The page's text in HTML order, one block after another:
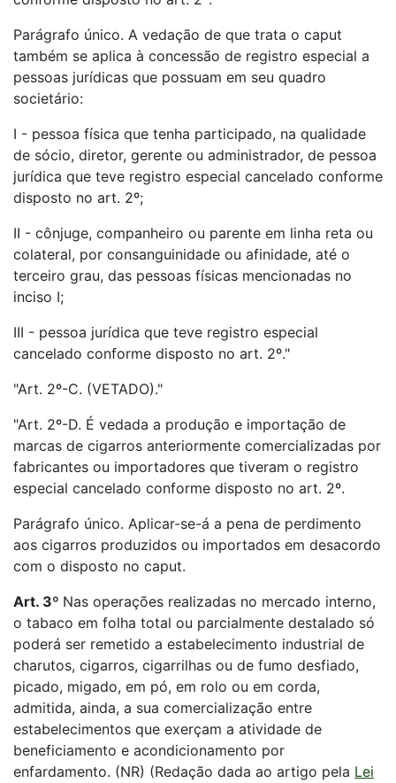
Parágrafo único. A vedação de que trata o caput
também se aplica à concessão de registro especial a
pessoas jurídicas que possuam em seu quadro
societário:
I - pessoa física que tenha participado, na qualidade
de sócio, diretor, gerente ou administrador, de pessoa
jurídica que teve registro especial cancelado conforme
disposto no art. 2º;
II - cônjuge, companheiro ou parente em linha reta ou
colateral, por consanguinidade ou afinidade, até o
terceiro grau, das pessoas físicas mencionadas no
inciso I;
III - pessoa jurídica que teve registro especial
cancelado conforme disposto no art. 2º."
"Art. 2º-C. (VETADO)."
"Art. 2º-D. É vedada a produção e importação de
marcas de cigarros anteriormente comercializadas por
fabricantes ou importadores que tiveram o registro
especial cancelado conforme disposto no art. 2º.
Parágrafo único. Aplicar-se-á a pena de perdimento
aos cigarros produzidos ou importados em desacordo
com o disposto no caput.
Art. 3º Nas operações realizadas no mercado interno,
o tabaco em folha total ou parcialmente destalado só
poderá ser remetido a estabelecimento industrial de
charutos, cigarros, cigarrilhas ou de fumo desfiado,
picado, migado, em pó, em rolo ou em corda,
admitida, ainda, a sua comercialização entre
estabelecimentos que exerçam a atividade de
beneficiamento e acondicionamento por
enfardamento. (NR) (Redação dada ao artigo pela Lei